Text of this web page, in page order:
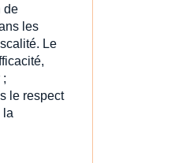
de
les
Le
;
le respect
la